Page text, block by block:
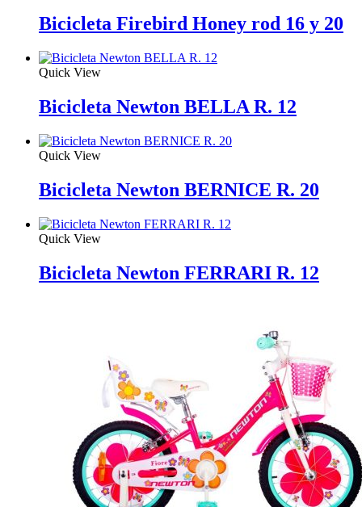
Bicicleta Firebird Honey rod 16 y 20
Quick View
Bicicleta Newton BELLA R. 12
Quick View
Bicicleta Newton BERNICE R. 20
Quick View
Bicicleta Newton FERRARI R. 12